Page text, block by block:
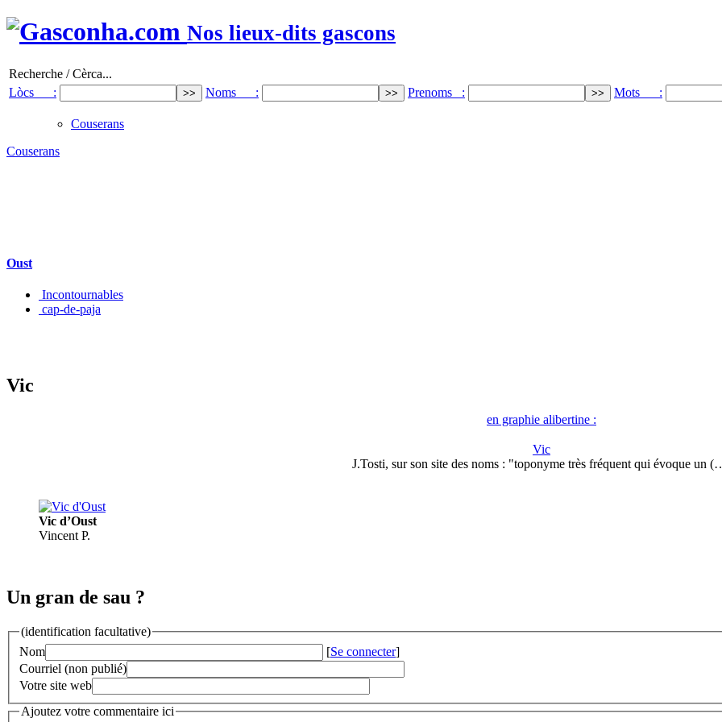
Nos lieux-dits gascons
Recherche / Cèrca...
Lòcs :
Noms : Prenoms : Mots :
Couserans
Couserans
Oust
Incontournables
cap-de-paja
Vic
en graphie alibertine :
Vic
J.Tosti, sur son site des noms : "toponyme très fréquent qui évoque un
Vic d’Oust
Vincent P.
Un gran de sau ?
(identification facultative)
Nom
[Se connecter]
Courriel (non publié)
Votre site web
Ajoutez votre commentaire ici